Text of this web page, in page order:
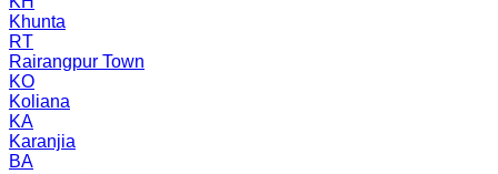
Khunta
RT
Rairangpur Town
KO
Koliana
KA
Karanjia
BA